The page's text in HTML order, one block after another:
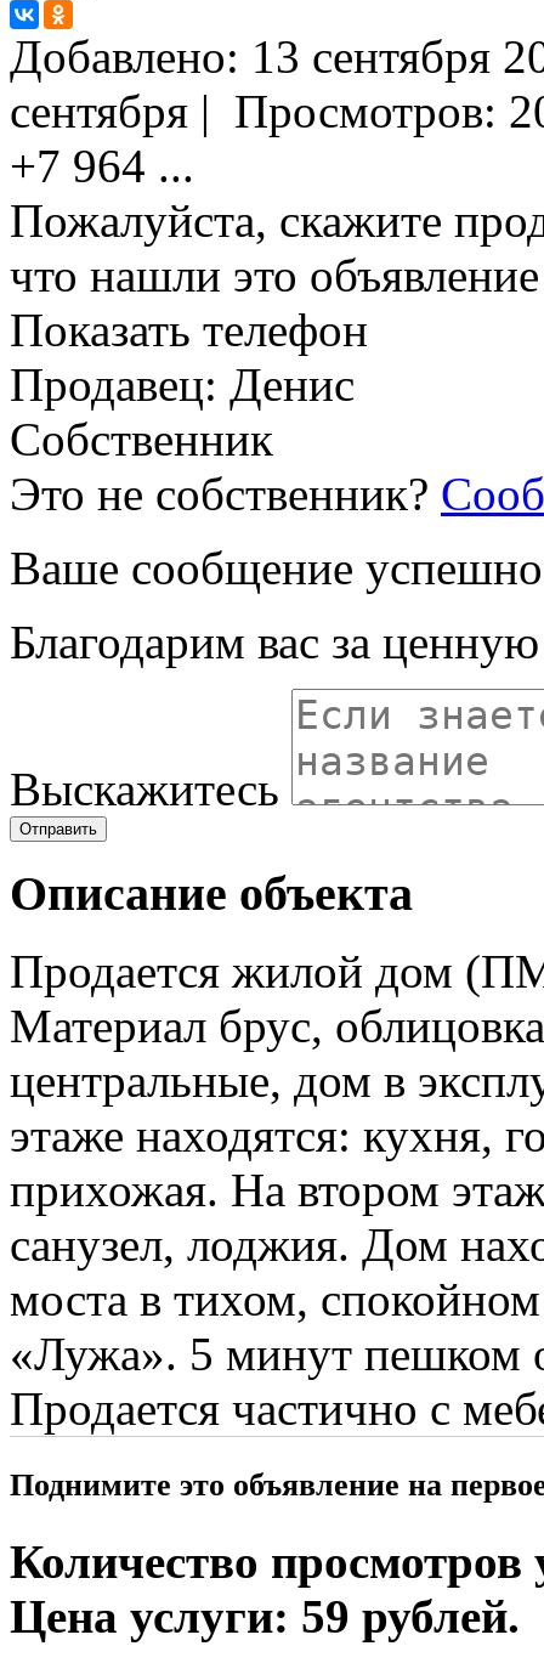
Добавлено: 13 сентября
сентября | Просмотров:
+7 964 ...
Пожалуйста, скажите
что нашли это
Показать телефон
Продавец: Денис
Собственник
Это не собственник?
Ваше сообщение успешно
Благодарим вас за
Выскажитесь
Отправить
Описание объекта
Продается жилой дом
Материал брус,
центральные, дом в
этаже находятся: кухня,
прихожая. На втором
санузел, лоджия. Дом
моста в тихом,
«Лужа». 5 минут пешком
Продается частично с
Поднимите это объявление на
Количество просмотров
Цена услуги: 59 рублей.